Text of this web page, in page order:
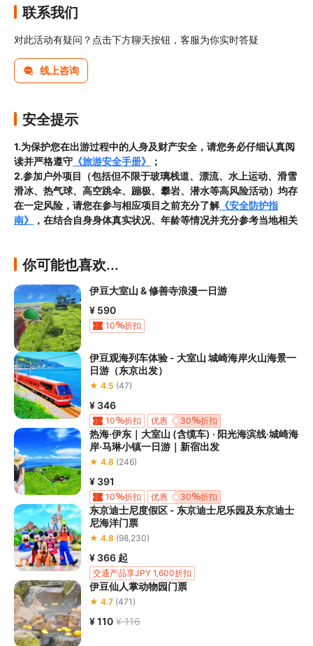
联系我们
对此活动有疑问？点击下方聊天按钮，客服为你实时答疑
线上咨询
安全提示
1.为保护您在出游过程中的人身及财产安全，请您务必仔细认真阅
读并严格遵守 《旅游安全手册》
；
2.参加户外项目（包括但不限于玻璃栈道、漂流、水上运动、滑雪
滑冰、热气球、高空跳伞、蹦极、攀岩、潜水等高风险活动）均存
在一定风险，请您在参与相应项目之前充分了解《安全防护指
南》
，在结合自身身体真实状况、年龄等情况并充分参考当地相关
患者及严重恐高、体质较弱的游客参加本产品内包含的项目，
给旅行社造成损失的，还需对旅行社进行全额赔偿；
4.因本产品内可能包含多个旅游项目，请您在
服工作人员沟通了解本产品内各项目的准入年龄、准入身高及准入
体重等准入要求
承担；
5.请您在参与项目期间全程穿戴好安全护具，避免发生意外事件；
6.若您在项目进行过程中感到任何不适，请及时与工作人员进行沟
通，工作人员将会及时为您提供必要支持。
你可能也喜欢...
伊豆大室山 & 修善寺浪漫一日游
¥ 590
10 折扣
伊豆观海列车体验 - 大室山 城崎海岸火山海景一
日游（东京出发）
★ 4.5 (47)
¥ 346
10 折扣 30 折扣
优惠
热海·伊东｜大室山 (含缆车) · 阳光海滨线·城崎海
岸·马琳小镇一日游｜新宿出发
★ 4.8 (246)
¥ 391
10 折扣 30 折扣
优惠
东京迪士尼度假区 - 东京迪士尼乐园及东京迪士
尼海洋门票
★ 4.8 (98,230)
¥ 366 起
交通产品享JPY 1,600折扣
伊豆仙人掌动物园门票
★ 4.7 (471)
¥ 110 ¥ 116